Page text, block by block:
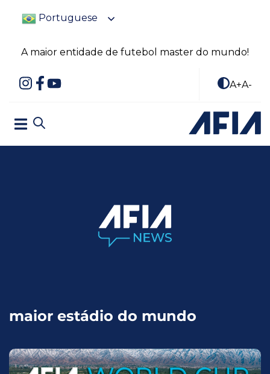
Portuguese
A maior entidade de futebol master do mundo!
A+A-
maior estádio do mundo